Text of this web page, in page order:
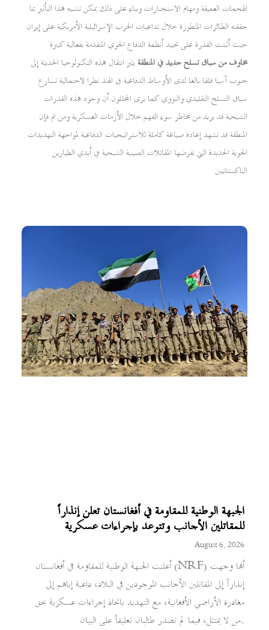
الجبهة الوطنية للمقاومة في أفغانستان تعلن إنذاراً
للمقاتلين الأجانب وتتوعد بإجراءات عسكرية
August 6, 2026
أعلنت الجبهة الوطنية للمقاومة في أفغانستان (NRF) أنها وجهت
إنذاراً إلى المقاتلين الأجانب الموجودين في البلاد، داعية إياهم إلى
مغادرة الأراضي الأفغانية، مع التهديد باتخاذ إجراءات عسكرية بحق
من لا يمتثل، فيما لم تصدر طالبان تعليقاً على البيان.
الهجمات العميقة ومهام الاستخبارات وبناء على ذلك يمكن تشبيه هذا التأثير بما
حققته الطائرات المتطورة خلال تداعيات الحرب الإسرائيلية الأمريكية على إيران
حيث أثبتت القدرة على تحييد أنظمة الدفاع الجوي المتقدمة بفعالية كبيرة
مخاوف من سباق تسلح جديد في المنطقةيثير انتقال هذه التكنولوجيا الحديثة إلى
جنوب آسيا قلقا بالغا لدى الأوساط الدفاعية في الهند نظرا لاحتمالية تسارع
سباق التسلح التقليدي والنووي كما يرى المحللون أن وجود هذه القدرات
الشبحية قد يزيد من مخاطر سوء الفهم خلال الأزمات العسكرية ومن ثم فإن
المنطقة قد تشهد إعادة صياغة كاملة للاستراتيجيات الدفاعية لمواجهة التهديدات
الجوية الجديدة التي تفرضها المقاتلات الصينية الشبحية في أيدي الطيارين
الباكستانيين